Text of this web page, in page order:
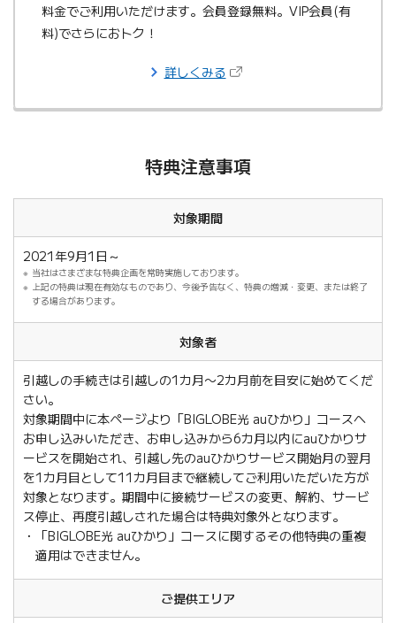
料金でご利用いただけます。会員登録無料。VIP会員(有
料)でさらにおトク！
詳しくみる （新しいタブで開きます）
特典注意事項
対象期間
2021年9月1日～
当社はさまざまな特典企画を常時実施しております。
上記の特典は現在有効なものであり、今後予告なく、特典の増減・変更、または終了
する場合があります。
対象者
引越しの手続きは引越しの1カ月〜2カ月前を目安に始めてくだ
さい。
対象期間中に本ページより「BIGLOBE光 auひかり」コースへ
お申し込みいただき、お申し込みから6カ月以内にauひかりサ
ービスを開始され、引越し先のauひかりサービス開始月の翌月
を1カ月目として11カ月目まで継続してご利用いただいた方が
対象となります。期間中に接続サービスの変更、解約、サービ
ス停止、再度引越しされた場合は特典対象外となります。
「BIGLOBE光 auひかり」コースに関するその他特典の重複
適用はできません。
ご提供エリア